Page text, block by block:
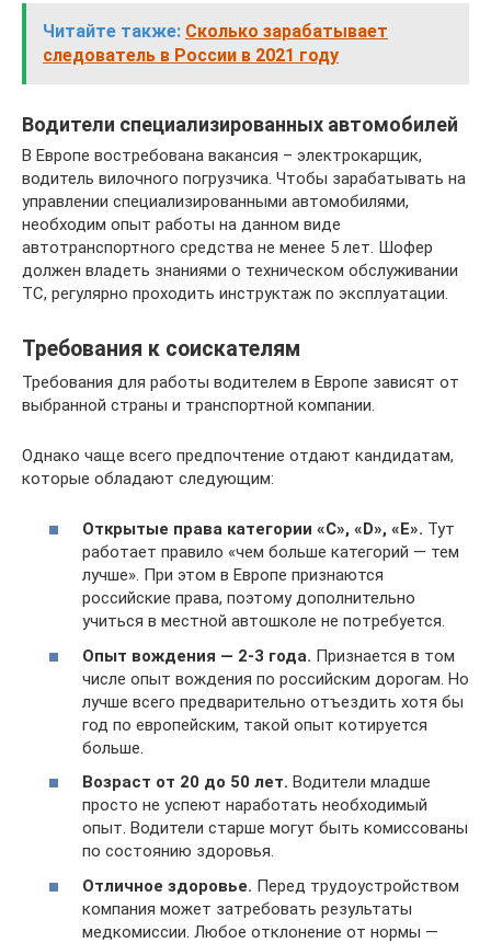
Читайте также: Сколько зарабатывает
следователь в России в 2021 году
Водители специализированных автомобилей
В Европе востребована вакансия – электрокарщик,
водитель вилочного погрузчика. Чтобы зарабатывать на
управлении специализированными автомобилями,
необходим опыт работы на данном виде
автотранспортного средства не менее 5 лет. Шофер
должен владеть знаниями о техническом обслуживании
ТС, регулярно проходить инструктаж по эксплуатации.
Требования к соискателям
Требования для работы водителем в Европе зависят от
выбранной страны и транспортной компании.
Однако чаще всего предпочтение отдают кандидатам,
которые обладают следующим:
Открытые права категории «C», «D», «E». Тут
работает правило «чем больше категорий — тем
лучше». При этом в Европе признаются
российские права, поэтому дополнительно
учиться в местной автошколе не потребуется.
Опыт вождения — 2-3 года. Признается в том
числе опыт вождения по российским дорогам. Но
лучше всего предварительно отъездить хотя бы
год по европейским, такой опыт котируется
больше.
Возраст от 20 до 50 лет. Водители младше
просто не успеют наработать необходимый
опыт. Водители старше могут быть комиссованы
по состоянию здоровья.
Отличное здоровье. Перед трудоустройством
компания может затребовать результаты
медкомиссии. Любое отклонение от нормы —